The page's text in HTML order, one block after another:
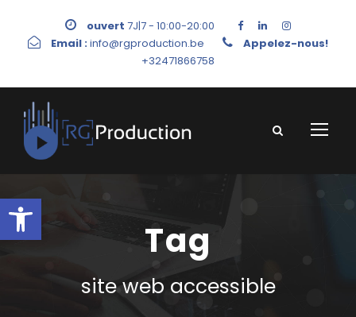
Ouvrir la barre d’outils
ouvert 7J|7 - 10:00-20:00
Email :info@rgproduction.be
Appelez-nous!
+32471866758
Tag
site web accessible